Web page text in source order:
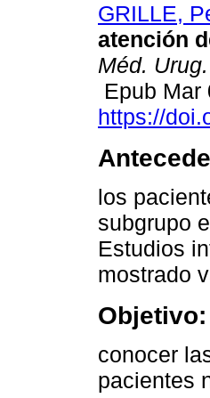
GRILLE,
atención
Méd. Urug.
Epub
https://
los
subgrupo
Estudios
mostrado
Objetivo:
conocer
pacientes